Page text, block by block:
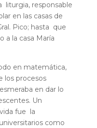
liturgia, responsable
en las casas de
Pico; hasta que
a la casa María
en matemática,
los procesos
en dar lo
Un
fue la
como